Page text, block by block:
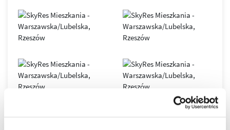
komfortu i doskonałej lokalizacji, SkyRes jest dziś jednym z
najważniejszych adresów biznesowych w Rzeszowie oraz
wyjątkowym miejscem do życia w dynamicznie
rozwijającym się mieście.
Osiedle SkyRes to prestiżowa inwestycja, która
wyznaczyła nowe standardy w rzeszowskim
budownictwie, to jeden z najbardziej pożądanych